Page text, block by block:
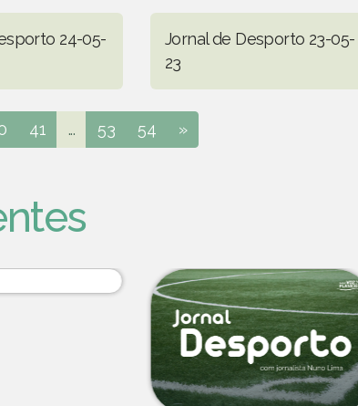
24-05-
Jornal de Desporto 23-05-
23
41 ... 53 54 »